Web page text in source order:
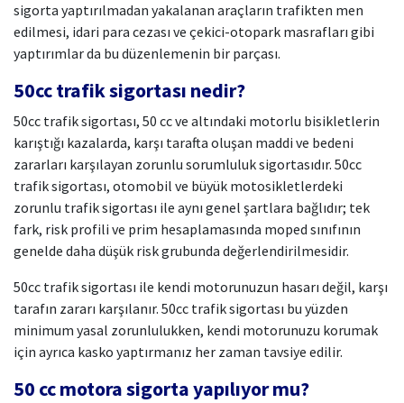
sigorta yaptırılmadan yakalanan araçların trafikten men
edilmesi, idari para cezası ve çekici-otopark masrafları gibi
yaptırımlar da bu düzenlemenin bir parçası.
50cc trafik sigortası nedir?
50cc trafik sigortası, 50 cc ve altındaki motorlu bisikletlerin
karıştığı kazalarda, karşı tarafta oluşan maddi ve bedeni
zararları karşılayan zorunlu sorumluluk sigortasıdır. 50cc
trafik sigortası, otomobil ve büyük motosikletlerdeki
zorunlu trafik sigortası ile aynı genel şartlara bağlıdır; tek
fark, risk profili ve prim hesaplamasında moped sınıfının
genelde daha düşük risk grubunda değerlendirilmesidir.
50cc trafik sigortası ile kendi motorunuzun hasarı değil, karşı
tarafın zararı karşılanır. 50cc trafik sigortası bu yüzden
minimum yasal zorunlulukken, kendi motorunuzu korumak
için ayrıca kasko yaptırmanız her zaman tavsiye edilir.
50 cc motora sigorta yapılıyor mu?